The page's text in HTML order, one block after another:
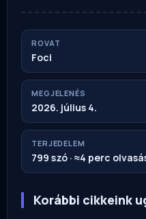
ROVAT
Foci
MEGJELENÉS
2026. július 4.
TERJEDELEM
799 szó · ≈4 perc
Korábbi cikkeink